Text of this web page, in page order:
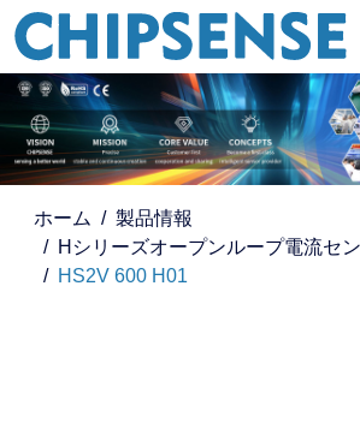
ホーム
製品情報
Hシリーズオープンループ電流セ
HS2V 600 H01